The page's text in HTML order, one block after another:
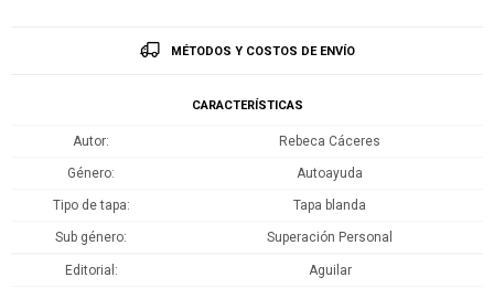
MÉTODOS Y COSTOS DE ENVÍO
CARACTERÍSTICAS
Autor Rebeca Cáceres
Género Autoayuda
Tipo de tapa Tapa blanda
Sub género Superación Personal
Editorial Aguilar